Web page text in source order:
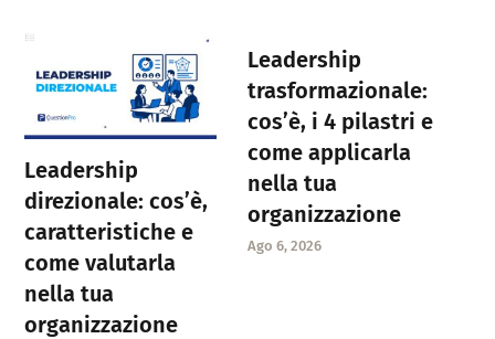
Leadership
direzionale: cos’è,
caratteristiche e
come valutarla
nella tua
organizzazione
Leadership
trasformazionale:
cos’è, i 4 pilastri e
come applicarla
nella tua
organizzazione
Ago 6, 2026